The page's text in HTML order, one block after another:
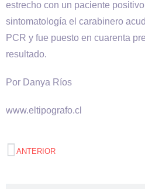
estrecho con un paciente
sintomatología el carabinero
PCR y fue puesto en cuarenta
resultado.
Por Danya Ríos
www.eltipografo.cl
ANTERIOR